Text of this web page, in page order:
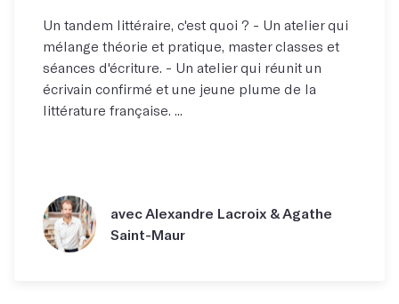
Un tandem littéraire, c'est quoi ? - Un atelier qui
mélange théorie et pratique, master classes et
séances d'écriture. - Un atelier qui réunit un
écrivain confirmé et une jeune plume de la
littérature française. ...
avec Alexandre Lacroix & Agathe
Saint-Maur